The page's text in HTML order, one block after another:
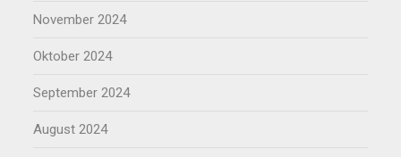
November 2024
Oktober 2024
September 2024
August 2024